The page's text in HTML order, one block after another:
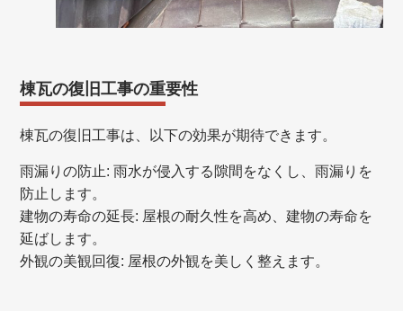
棟瓦の復旧工事の重要性
棟瓦の復旧工事は、以下の効果が期待できます。
雨漏りの防止: 雨水が侵入する隙間をなくし、雨漏りを
防止します。
建物の寿命の延長: 屋根の耐久性を高め、建物の寿命を
延ばします。
外観の美観回復: 屋根の外観を美しく整えます。